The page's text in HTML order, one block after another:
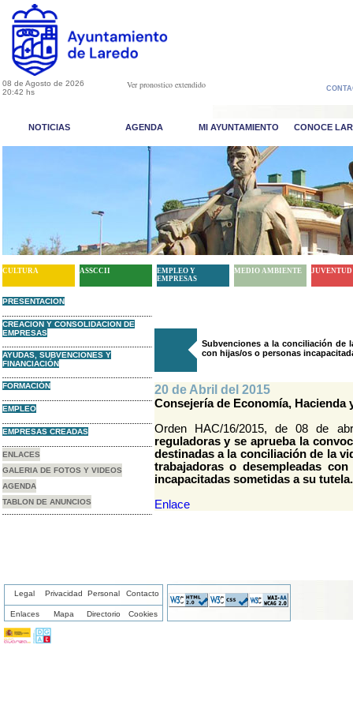
08 de Agosto de 2026
20:42 hs
Ver pronostico extendido
NOTICIAS AGENDA MI AYUNTAMIENTO CONOCE
CULTURA ASSCCII
EMPLEO Y
EMPRESAS
MEDIO AMBIENTE JUVENTUD
PRESENTACION
CREACION Y CONSOLIDACION DE
EMPRESAS
AYUDAS, SUBVENCIONES Y
FINANCIACIÓN
FORMACIÓN
EMPLEO
EMPRESAS CREADAS
ENLACES
GALERIA DE FOTOS Y VIDEOS
AGENDA
TABLON DE ANUNCIOS
Subvenciones a la conciliación de
con hijas/os o personas
20 de Abril del 2015
Consejería de Economía, Hacienda
Orden HAC/16/2015, de 08 de
reguladoras y se aprueba la
destinadas a la conciliación de la
trabajadoras o desempleadas
incapacitadas sometidas a su tutela.
Enlace
Legal Privacidad Personal Contacto
Enlaces Mapa Directorio Cookies